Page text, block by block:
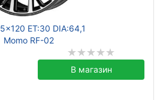
ET:30 DIA:64,1
Momo RF-02
В магазин